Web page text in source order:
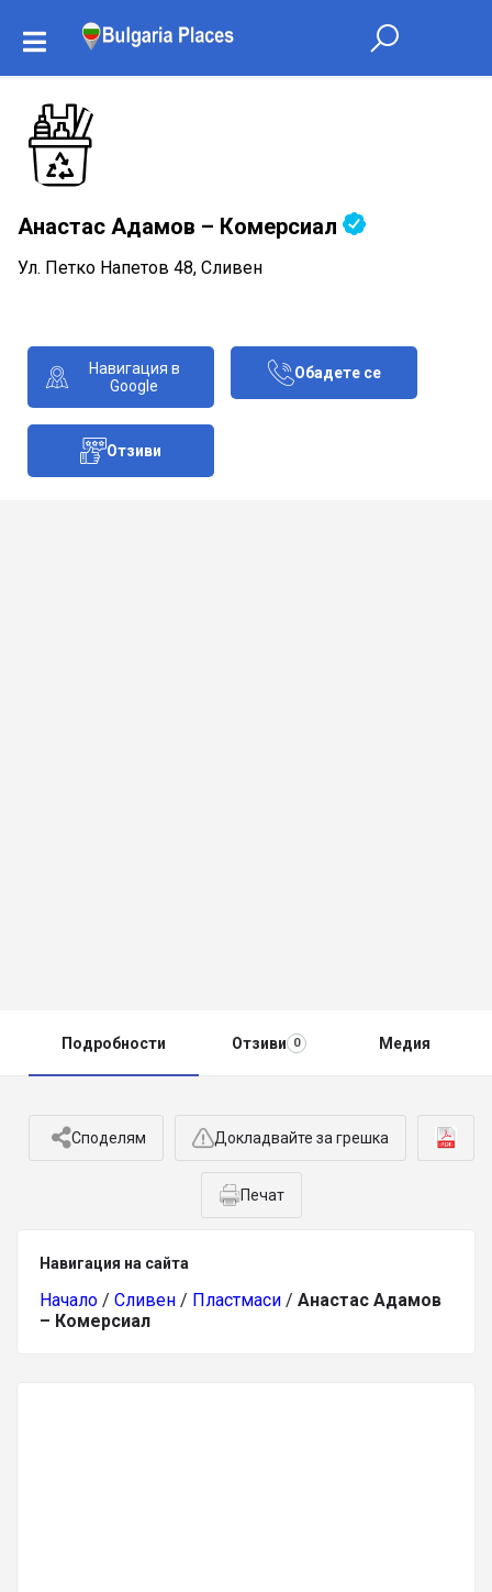
Анастас Адамов – Комерсиал
Ул. Петко Напетов 48, Сливен
Навигация в
Google
Обадете се
Отзиви
Подробности Отзиви 0 Медия
Споделям Докладвайте за грешка
Печат
Навигация на сайта
Начало / Сливен / Пластмаси / Анастас Адамов
– Комерсиал